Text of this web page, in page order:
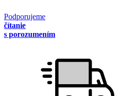
Podporujeme
čítanie
s porozumením